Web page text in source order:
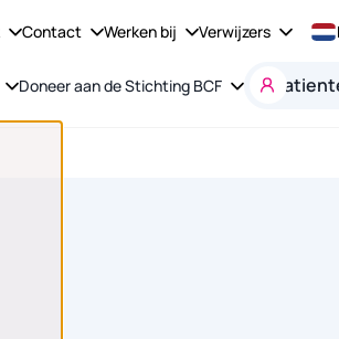
Contact Werken bij Verwijzers
Doneer aan de Stichting BCF